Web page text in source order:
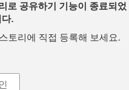
로 공유하기 기능이 종료되었
다.
토리에 직접 등록해 보세요.